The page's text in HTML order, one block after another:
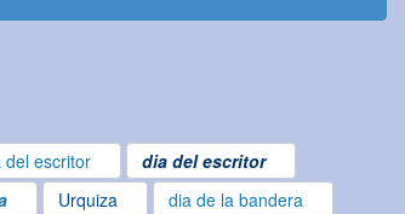
del escritor
dia del escritor
Urquiza
dia de la bandera